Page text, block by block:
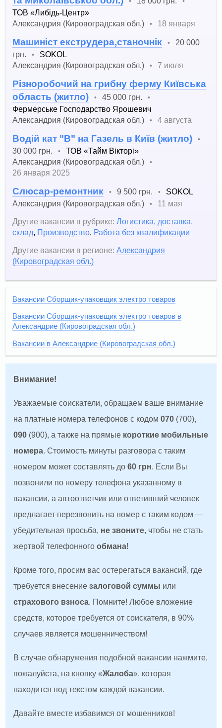
ТОВ «Либідь-Центр»
Александрия (Кировоградская обл.)
• 18 января
Машиніст екструдера,станочнік •
20 000
грн.
•
SOKOL
Александрия (Кировоградская обл.)
• 7 июля
Різноробочий на грибну ферму Київська
область (житло)
• 45 000 грн. •
Фермерське Господарство Ярошевич
Александрия (Кировоградская обл.)
• 4 августа
Водій кат "В" на Газель в Київ (житло) •
30 000 грн. •
ТОВ «Тайм Вікторі»
Александрия (Кировоградская обл.)
•
26 января 2025
Слюсар-ремонтник • 9 500 грн. •
SOKOL
Александрия (Кировоградская обл.)
•
11 мая
Другие вакансии в рубрике: Логистика, доставка,
склад, Производство, Работа без квалификации
Другие вакансии в регионе: Александрия
(Кировоградская обл.)
Вакансии Сборщик-упаковщик электро товаров
Вакансии Сборщик-упаковщик электро товаров в
Александрие (Кировоградская обл.)
Вакансии в Александрие (Кировоградская обл.)
Внимание!
Уважаемые соискатели, обращаем ваше внимание
на платные номера телефонов с кодом070 (700),
090 (900), а также на прямые короткие мобильные
номера. Стоимость минуты разговора с таким
номером может составлять до60 грн. Если Вы
позвонили по номеру телефона указанному в
вакансии, а автоответчик или ответивший человек
предлагает перезвонить на номер с таким кодом —
убедительная просьба, не звоните, чтобы не стать
жертвой телефонногообмана!
Кроме того, просим вас остерегаться вакансий, где
требуется внесениезалоговой суммы или
страхового взноса. Помните! Любое вложение
средств, которое требуется от соискателя, в 90%
случаев является мошенничеством!
В случае обнаружения подобной вакансии нажмите,
пожалуйста, на кнопку «Жалоба», которая
находится под текстом каждой вакансии.
Давайте вместе избавимся от мошенников!